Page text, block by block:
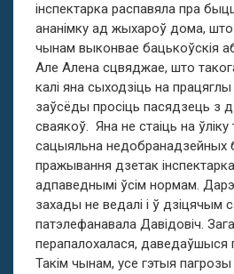
інспектарка распавяла пра
ананімку ад жыхароў дома,
чынам выконвае бацькоўскія
Але Алена сцвяджае, што
калі яна сыходзіць на
заўсёды просіць пасядзець з
сваякоў. Яна не стаіць на
сацыяльна недобранадзейных
пражывання дзетак
адпаведнымі ўсім нормам.
захады не ведалі і ў дзіцячым
патэлефанавала Давідовіч.
перапалохалася, даведаўшыся
Такім чынам, усе гэтыя